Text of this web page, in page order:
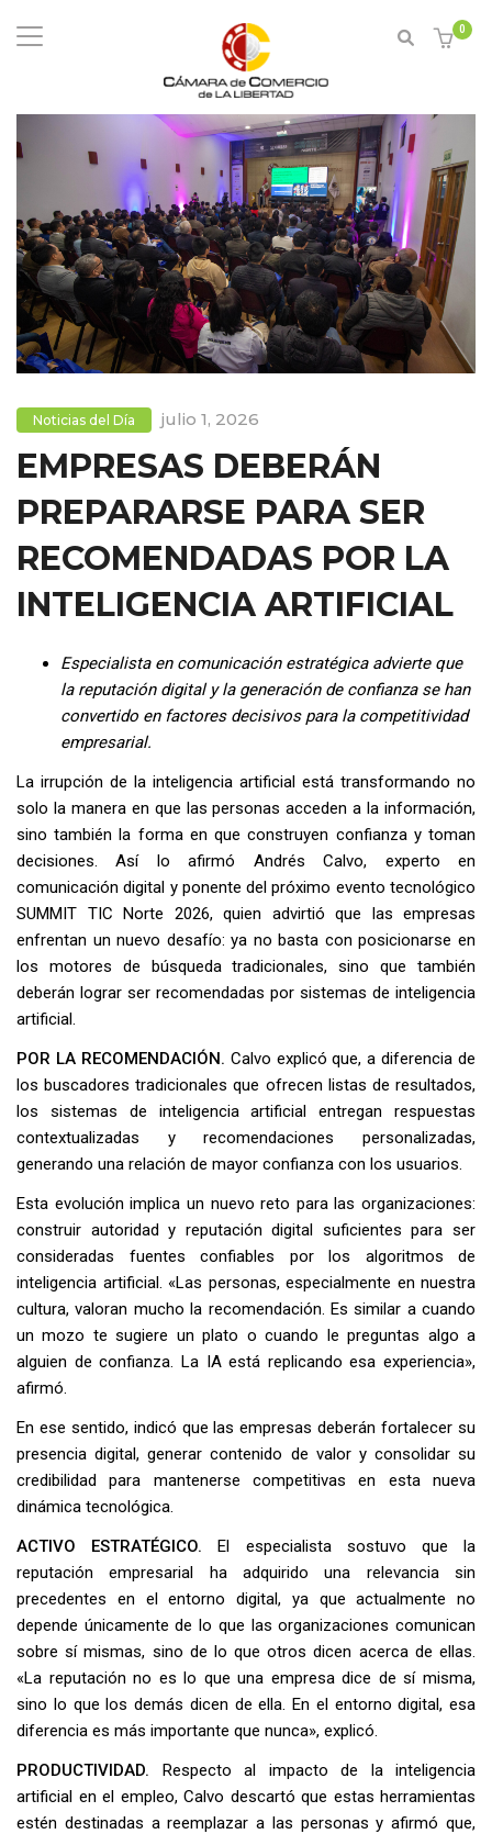
0
Noticias del Día julio 1, 2026
EMPRESAS DEBERÁN
PREPARARSE PARA SER
RECOMENDADAS POR LA
INTELIGENCIA ARTIFICIAL
Especialista en comunicación estratégica advierte que
la reputación digital y la generación de confianza se han
convertido en factores decisivos para la competitividad
empresarial.
La irrupción de la inteligencia artificial está transformando no
solo la manera en que las personas acceden a la información,
sino también la forma en que construyen confianza y toman
decisiones. Así lo afirmó Andrés Calvo, experto en
comunicación digital y ponente del próximo evento tecnológico
SUMMIT TIC Norte 2026, quien advirtió que las empresas
enfrentan un nuevo desafío: ya no basta con posicionarse en
los motores de búsqueda tradicionales, sino que también
deberán lograr ser recomendadas por sistemas de inteligencia
artificial.
POR LA RECOMENDACIÓN. Calvo explicó que, a diferencia de
los buscadores tradicionales que ofrecen listas de resultados,
los sistemas de inteligencia artificial entregan respuestas
contextualizadas y recomendaciones personalizadas,
generando una relación de mayor confianza con los usuarios.
Esta evolución implica un nuevo reto para las organizaciones:
construir autoridad y reputación digital suficientes para ser
consideradas fuentes confiables por los algoritmos de
inteligencia artificial. «Las personas, especialmente en nuestra
cultura, valoran mucho la recomendación. Es similar a cuando
un mozo te sugiere un plato o cuando le preguntas algo a
alguien de confianza. La IA está replicando esa experiencia»,
afirmó.
En ese sentido, indicó que las empresas deberán fortalecer su
presencia digital, generar contenido de valor y consolidar su
credibilidad para mantenerse competitivas en esta nueva
dinámica tecnológica.
ACTIVO ESTRATÉGICO. El especialista sostuvo que la
reputación empresarial ha adquirido una relevancia sin
precedentes en el entorno digital, ya que actualmente no
depende únicamente de lo que las organizaciones comunican
sobre sí mismas, sino de lo que otros dicen acerca de ellas.
«La reputación no es lo que una empresa dice de sí misma,
sino lo que los demás dicen de ella. En el entorno digital, esa
diferencia es más importante que nunca», explicó.
PRODUCTIVIDAD. Respecto al impacto de la inteligencia
artificial en el empleo, Calvo descartó que estas herramientas
estén destinadas a reemplazar a las personas y afirmó que,